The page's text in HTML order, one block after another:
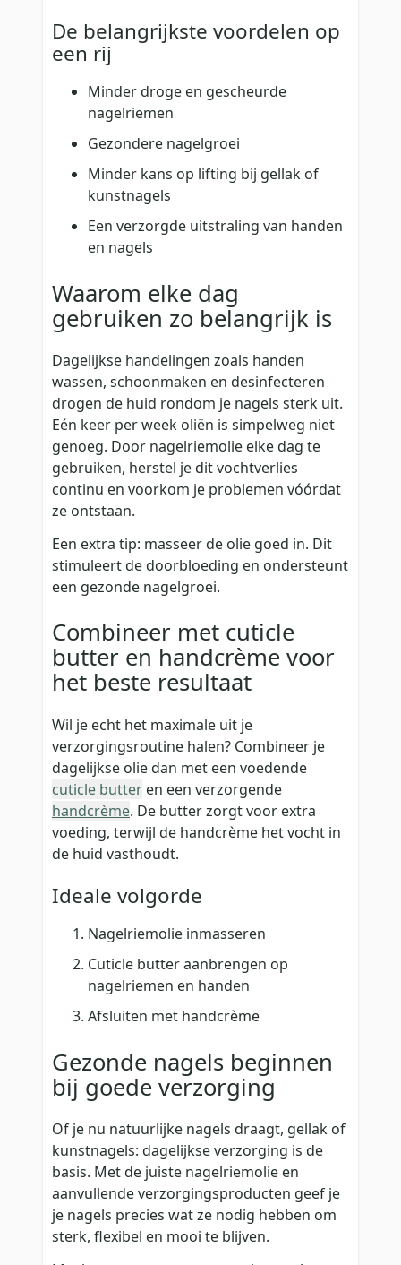
De belangrijkste voordelen op
een rij
Minder droge en gescheurde
nagelriemen
Gezondere nagelgroei
Minder kans op lifting bij gellak of
kunstnagels
Een verzorgde uitstraling van handen
en nagels
Waarom elke dag
gebruiken zo belangrijk is
Dagelijkse handelingen zoals handen
wassen, schoonmaken en desinfecteren
drogen de huid rondom je nagels sterk uit.
Eén keer per week oliën is simpelweg niet
genoeg. Door nagelriemolie elke dag te
gebruiken, herstel je dit vochtverlies
continu en voorkom je problemen vóórdat
ze ontstaan.
Een extra tip: masseer de olie goed in. Dit
stimuleert de doorbloeding en ondersteunt
een gezonde nagelgroei.
Combineer met cuticle
butter en handcrème voor
het beste resultaat
Wil je echt het maximale uit je
verzorgingsroutine halen? Combineer je
dagelijkse olie dan met een voedende
cuticle butter en een verzorgende
handcrème. De butter zorgt voor extra
voeding, terwijl de handcrème het vocht in
de huid vasthoudt.
Ideale volgorde
Nagelriemolie inmasseren
Cuticle butter aanbrengen op
nagelriemen en handen
Afsluiten met handcrème
Gezonde nagels beginnen
bij goede verzorging
Of je nu natuurlijke nagels draagt, gellak of
kunstnagels: dagelijkse verzorging is de
basis. Met de juiste nagelriemolie en
aanvullende verzorgingsproducten geef je
je nagels precies wat ze nodig hebben om
sterk, flexibel en mooi te blijven.